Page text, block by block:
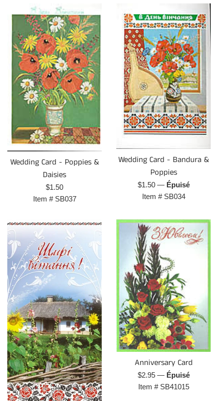
Wedding Card - Poppies &
Daisies
Prix
régulier
$1.50
Item # SB037
Wedding Card - Bandura &
Poppies
Prix
régulier
$1.50 — Épuisé
Item # SB034
Anniversary Card
Prix
régulier
$2.95 — Épuisé
Item # SB41015